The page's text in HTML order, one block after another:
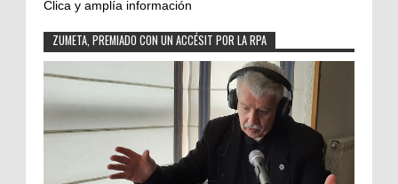
Clica y amplía información
ZUMETA, PREMIADO CON UN ACCÉSIT POR LA RPA